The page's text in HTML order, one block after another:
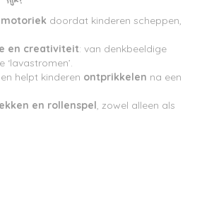
doordat kinderen scheppen,
en creativiteit: van denkbeeldige
en helpt kinderen ontprikkelen na een
en rollenspel, zowel alleen als